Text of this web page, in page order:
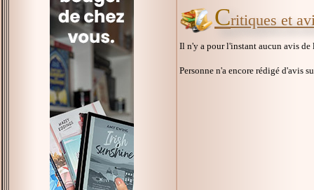
Critiques et
Il n'y a pour l'instant aucun avis
Personne n'a encore rédigé d'avis